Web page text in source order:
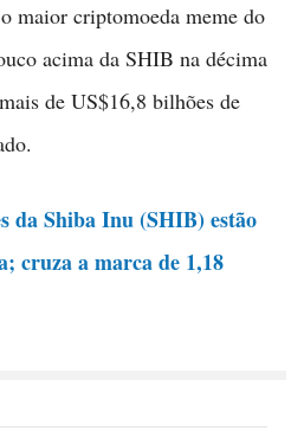
maior criptomoeda meme do
acima da SHIB na décima
de US$16,8 bilhões de
da Shiba Inu (SHIB) estão
cruza a marca de 1,18